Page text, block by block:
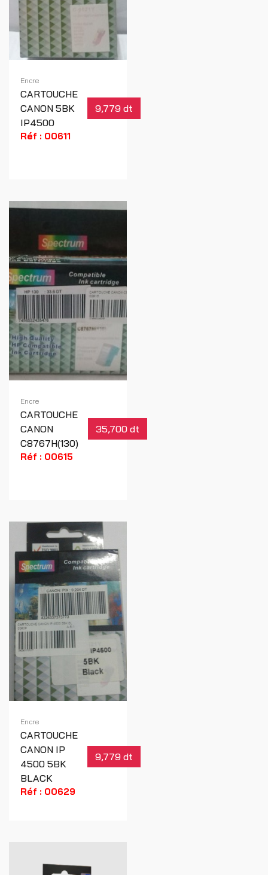
Encre
CARTOUCHE
CANON 5BK
IP4500
9,779 dt
Réf : 00611
Encre
CARTOUCHE
CANON
C8767H(130)
35,700 dt
Réf : 00615
Encre
CARTOUCHE
CANON IP
4500 5BK
BLACK
9,779 dt
Réf : 00629